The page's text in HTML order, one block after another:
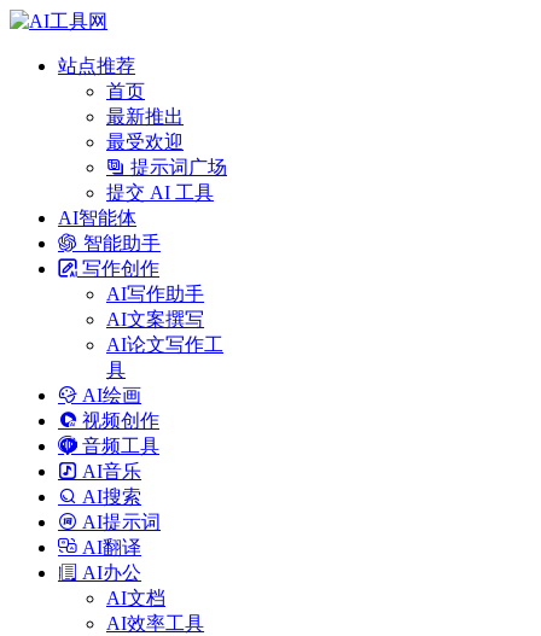
站点推荐
首页
最新推出
最受欢迎
提示词广场
提交 AI 工具
AI智能体
智能助手
写作创作
AI写作助手
AI文案撰写
AI论文写作工
具
AI绘画
视频创作
音频工具
AI音乐
AI搜索
AI提示词
AI翻译
AI办公
AI文档
AI效率工具